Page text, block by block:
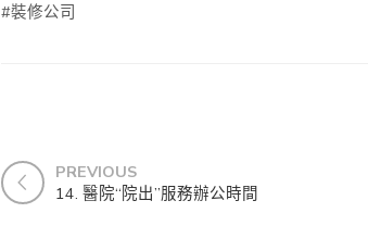
#裝修公司
PREVIOUS
14. 醫院“院出”服務辦公時間